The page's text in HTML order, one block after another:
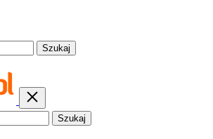
Szukaj
Szukaj